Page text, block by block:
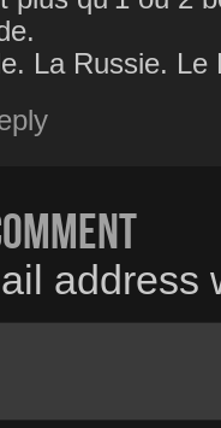
La Russie.
address